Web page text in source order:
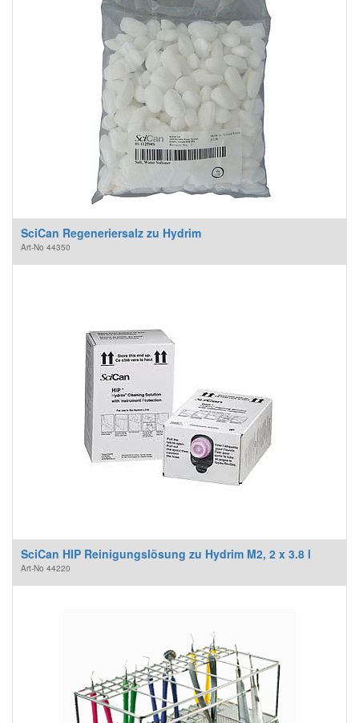
SciCan Regeneriersalz zu Hydrim
Art-No 44350
SciCan HIP Reinigungslösung zu Hydrim M2, 2 x 3.8 l
Art-No 44220